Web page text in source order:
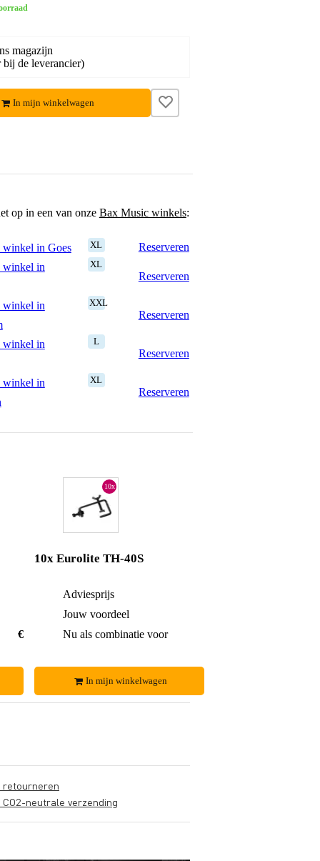
magazijn
bij de leverancier)
In mijn winkelwagen
op in een van onze Bax Music winkels:
in Goes XL
Reserveren
winkel in
XL
Reserveren
winkel in
XXL
Reserveren
winkel in
L
Reserveren
winkel in
XL
Reserveren
€ 23,75
10x
10x Eurolite TH-40S
Adviesprijs
Jouw voordeel
Nu als combinatie voor
In mijn winkelwagen
retourneren
CO2-neutrale verzending